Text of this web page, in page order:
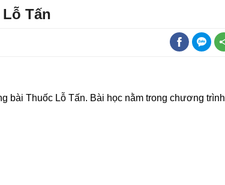
Tấn
bài Thuốc Lỗ Tấn. Bài học nằm trong chương trình